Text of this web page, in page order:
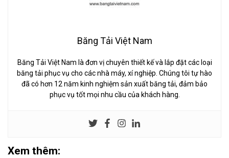
Băng Tải Việt Nam
Băng Tải Việt Nam là đơn vị chuyên thiết kế và lắp đặt các loại
băng tải phục vụ cho các nhà máy, xí nghiệp. Chúng tôi tự hào
đã có hơn 12 năm kinh nghiệm sản xuất băng tải, đảm bảo
phục vụ tốt mọi nhu cầu của khách hàng.
Xem thêm: